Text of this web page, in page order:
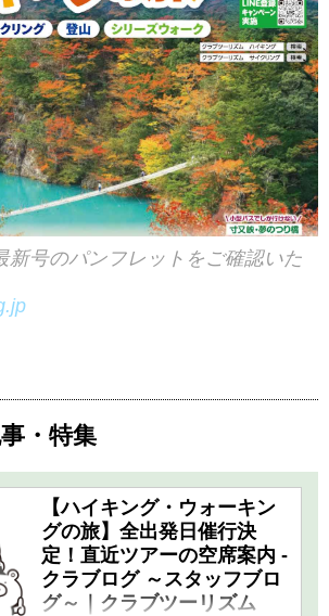
新号のパンフレットをご確認いた
・特集
【ハイキング・ウォーキン
グの旅】全出発日催行決
定！直近ツアーの空席案内 -
クラブログ ～スタッフブロ
グ～｜クラブツーリズム